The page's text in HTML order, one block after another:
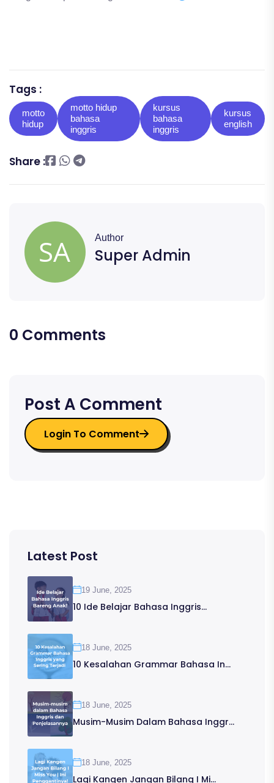
Tags :
motto
hidup
motto hidup
bahasa
inggris
kursus
bahasa
inggris
kursus
english
Share :
Author
Super Admin
0 Comments
Post A Comment
Login To Comment
Latest Post
19 June, 2025
10 Ide Belajar Bahasa Inggris...
18 June, 2025
10 Kesalahan Grammar Bahasa In...
18 June, 2025
Musim-Musim Dalam Bahasa Inggr...
18 June, 2025
Lagi Kangen Jangan Bilang I Mi...